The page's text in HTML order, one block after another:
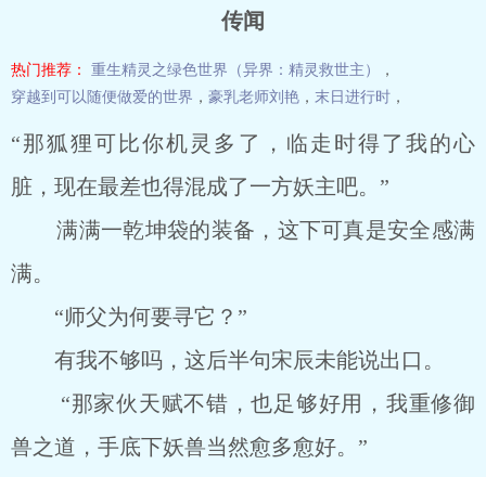
传闻
热门推荐： 重生精灵之绿色世界（异界：精灵救世主）
，
穿越到可以随便做爱的世界 ， 豪乳老师刘艳 ， 末日进行时 ，
“那狐狸可比你机灵多了，临走时得了我的心
脏，现在最差也得混成了一方妖主吧。”
满满一乾坤袋的装备，这下可真是安全感满
满。
“师父为何要寻它？”
有我不够吗，这后半句宋辰未能说出口。
“那家伙天赋不错，也足够好用，我重修御
兽之道，手底下妖兽当然愈多愈好。”